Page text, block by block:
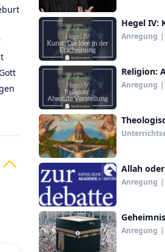
Hegel IV:
Anregung |
Religion:
Anregung |
Allah
Anregung |
Anregung |